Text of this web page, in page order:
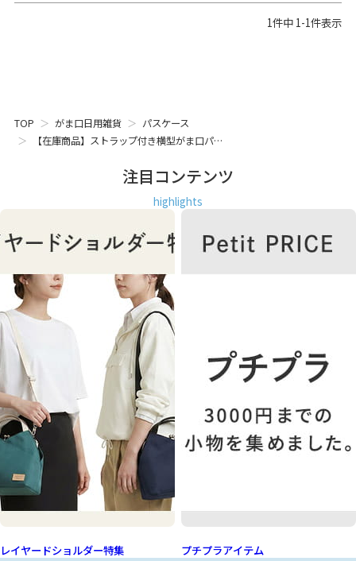
1件中 1-1件表示
TOP がま口日用雑貨
パスケース
【在庫商品】ストラップ付き横型がま口パ…
注目コンテンツ
highlights
レイヤードショルダー特集 プチプラアイテム